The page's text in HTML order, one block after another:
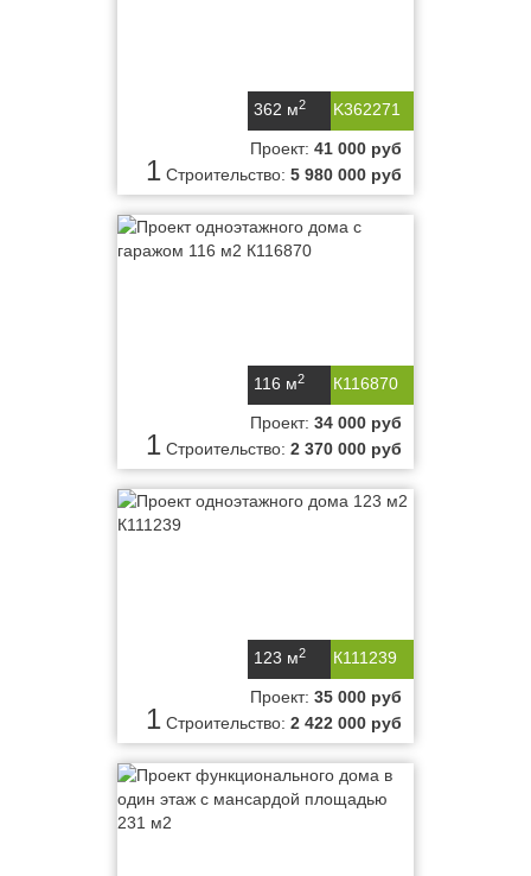
K362271
362 м2
1
Проект: 41 000 руб
Строительство: 5 980 000 руб
К116870
116 м2
1
Проект: 34 000 руб
Строительство: 2 370 000 руб
К111239
123 м2
1
Проект: 35 000 руб
Строительство: 2 422 000 руб